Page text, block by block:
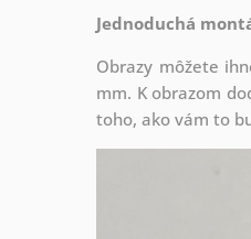
Jednoduchá
Obrazy môžete
mm. K obrazom
toho, ako vám to